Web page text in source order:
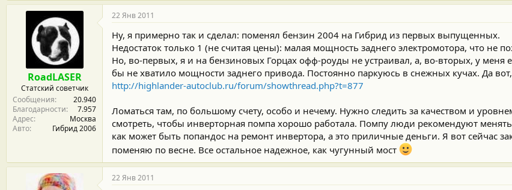
RoadLASER
Статский советчик
Сообщения
20.940
Благодарности
7.957
Адрес
Москва
Авто
Гибрид 2006
22 Янв 2011
Ну, я примерно так и сделал: поменял бензин 2004 на Гибрид из первых выпущенных.
Недостаток только 1 (не считая цены): малая мощность заднего электромотора, что не
Но, во-первых, я и на бензиновых Горцах офф-роуды не устраивал, а, во-вторых, у меня
бы не хватило мощности заднего привода. Постоянно паркуюсь в снежных кучах. Да
http://highlander-autoclub.ru/forum/showthread.php?t=877
Ломаться там, по большому счету, особо и нечему. Нужно следить за качеством и
смотреть, чтобы инверторная помпа хорошо работала. Помпу люди рекомендуют
как может быть попандос на ремонт инвертора, а это приличные деньги. Я вот сейчас
поменяю по весне. Все остальное надежное, как чугунный мост
22 Янв 2011